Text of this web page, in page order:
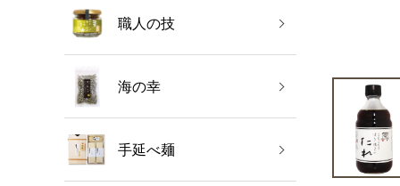
職人の技
海の幸
手延べ麺